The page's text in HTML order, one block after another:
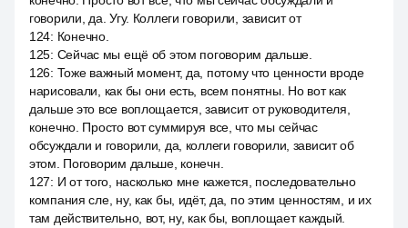
говорили, да. Угу. Коллеги говорили, зависит от
124: Конечно.
125: Сейчас мы ещё об этом поговорим дальше.
126: Тоже важный момент, да, потому что ценности вроде
нарисовали, как бы они есть, всем понятны. Но вот как
дальше это все воплощается, зависит от руководителя,
конечно. Просто вот суммируя все, что мы сейчас
обсуждали и говорили, да, коллеги говорили, зависит об
этом. Поговорим дальше, конечн.
127: И от того, насколько мне кажется, последовательно
компания сле, ну, как бы, идёт, да, по этим ценностям, и их
там действительно, вот, ну, как бы, воплощает каждый.